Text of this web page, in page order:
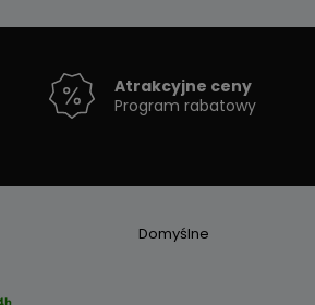
Atrakcyjne ceny
Program rabatowy